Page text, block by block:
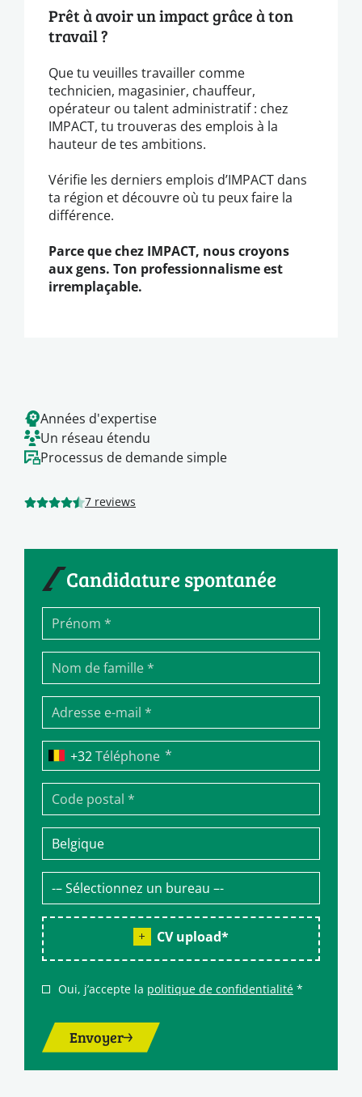
Prêt à avoir un impact grâce à ton
travail ?
Que tu veuilles travailler comme
technicien, magasinier, chauffeur,
opérateur ou talent administratif : chez
IMPACT, tu trouveras des emplois à la
hauteur de tes ambitions.
Vérifie les derniers emplois d’IMPACT dans
ta région et découvre où tu peux faire la
différence.
Parce que chez IMPACT, nous croyons
aux gens. Ton professionnalisme est
irremplaçable.
Candidature spontanée
Téléphone *
CV upload*
Oui, j’accepte la politique de confidentialité *
Envoyer
Années d'expertise
Un réseau étendu
Processus de demande simple
7 reviews